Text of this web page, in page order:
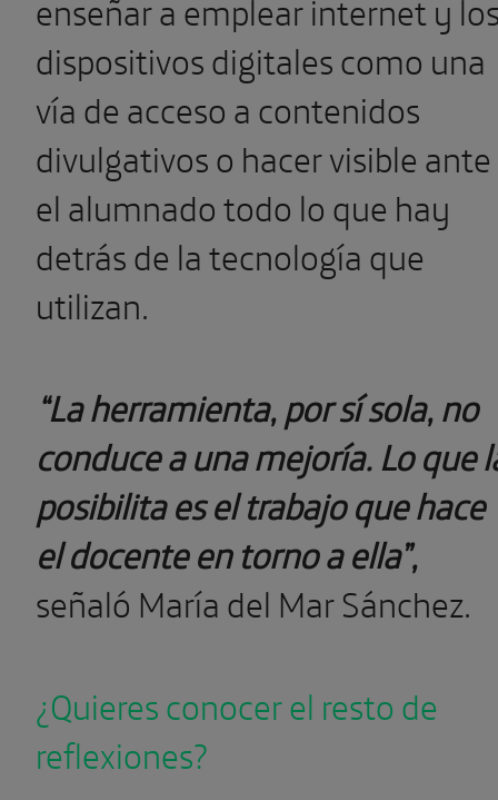
dispositivos digitales como una
vía de acceso a contenidos
divulgativos o hacer visible ante
el alumnado todo lo que hay
detrás de la tecnología que
utilizan.
“La herramienta, por sí sola, no
conduce a una mejoría. Lo que
posibilita es el trabajo que hace
el docente en torno a ella”,
señaló María del Mar Sánchez.
¿Quieres conocer el resto de
reflexiones?